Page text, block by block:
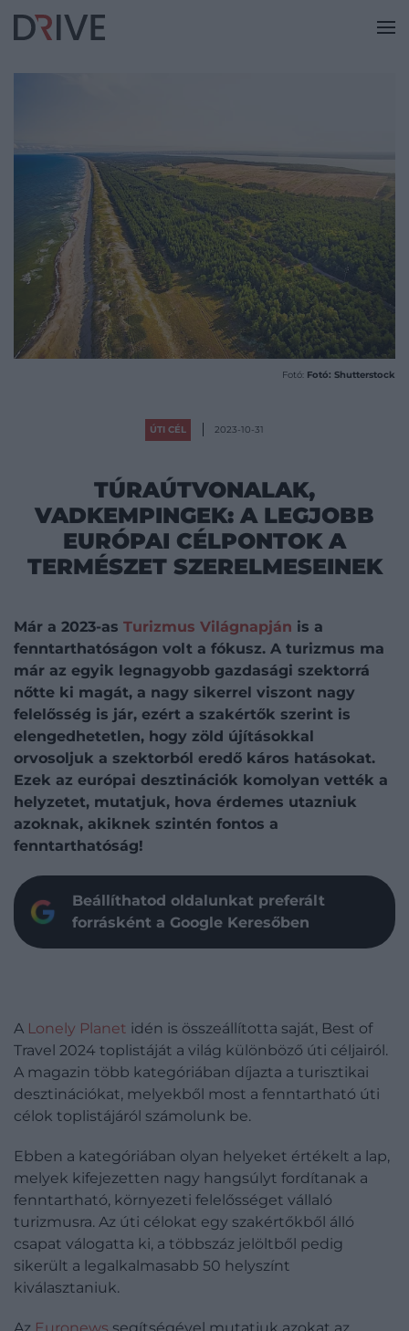
Fotó: Fotó: Shutterstock
ÚTI CÉL 2023-10-31
TÚRAÚTVONALAK,
VADKEMPINGEK: A LEGJOBB
EURÓPAI CÉLPONTOK A
TERMÉSZET SZERELMESEINEK
Már a 2023-as Turizmus Világnapján is a
fenntarthatóságon volt a fókusz. A turizmus ma
már az egyik legnagyobb gazdasági szektorrá
nőtte ki magát, a nagy sikerrel viszont nagy
felelősség is jár, ezért a szakértők szerint is
elengedhetetlen, hogy zöld újításokkal
orvosoljuk a szektorból eredő káros hatásokat.
Ezek az európai desztinációk komolyan vették a
helyzetet, mutatjuk, hova érdemes utazniuk
azoknak, akiknek szintén fontos a
fenntarthatóság!
Beállíthatod oldalunkat preferált
forrásként a Google Keresőben
A Lonely Planet idén is összeállította saját, Best of
Travel 2024 toplistáját a világ különböző úti céljairól.
A magazin több kategóriában díjazta a turisztikai
desztinációkat, melyekből most a fenntartható úti
célok toplistájáról számolunk be.
Ebben a kategóriában olyan helyeket értékelt a lap,
melyek kifejezetten nagy hangsúlyt fordítanak a
fenntartható, környezeti felelősséget vállaló
turizmusra. Az úti célokat egy szakértőkből álló
csapat válogatta ki, a többszáz jelöltből pedig
sikerült a legalkalmasabb 50 helyszínt
kiválasztaniuk.
Az Euronews segítségével mutatjuk azokat az